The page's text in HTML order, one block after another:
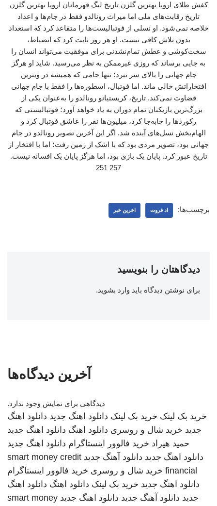
کفش طلای اروپا بهترین گلزن تاریخ لیگ قهرمانان اروپا بهترین گلزن
تاریخ رقابت‌های ملی اما میراث رونالدو فقط در جام‌ها و اعداد
خلاصه نمی‌شود. او نسلی از فوتبالیست‌ها را متقاعد کرد که استعداد
بدون تلاش کافی نیست. او هر روز ثابت کرد که انضباط،
سخت‌کوشی و عطش تمام‌نشدنی برای موفقیت می‌تواند انسان را
به جایی برساند که روزی غیرممکن به نظر می‌رسید. شاید او هرگز
جام جهانی را بالای سر نبرد؛ تنها جامی که همیشه در ویترین
افتخاراتش خالی ماند. اما فوتبال، اسطوره‌ها را فقط با جام جهانی
قضاوت نمی‌کند. تاریخ، کریستیانو رونالدو را به‌عنوان یکی از
بزرگ‌ترین بازیکنان تمام دوران به یاد خواهد آورد؛ فوتبالیستی که
رکوردها را جابه‌جا کرد، میلیون‌ها نفر را عاشق فوتبال کرد و
الهام‌بخش نسل‌های آینده شد. اگر این آخرین تصویر رونالدو در جام
جهانی بود، تصویر مردی بود که با اشک از زمین رفت؛ اما با افتخار از
تاریخ عبور کرد. پایان یک بازی بود، اما هرگز پایان یک افسانه نیست.
257 251
برچسب‌ها: اد فروت اخرین خبر
دیدگاهتان را بنویسید
برای نوشتن دیدگاه باید وارد بشوید.
آخرین دیدگاه‌ها
دیدگاهی برای نمایش وجود ندارد.
خرید بک لینک خرید بک لینک دانلود اهنگ جدید دانلود اهنگ
جدید خرید شال و روسری دانلود اهنگ دانلود اهنگ جدید
حمید هیراد خرید فالوور اینستاگرام دانلود اهنگ جدید
دانلود اهنگ جدید دانلود آهنگ جدید smart money credit
financial خرید شال و روسری خرید فالوور اینستاگرام
دانلود اهنگ جدید خرید بک لینک دانلود اهنگ دانلود اهنگ
جدید دانلود آهنگ جدید دانلود اهنگ جدید smart money